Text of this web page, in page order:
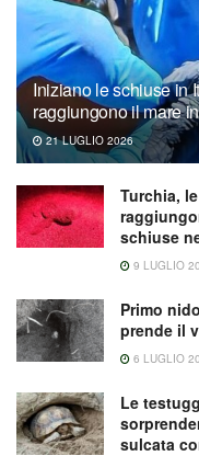
Iniziano le schiuse in
raggiungono il mare
21 LUGLIO 2026
Turchia,
schiuse
9 LUGLIO
Primo
prende il
6 LUGLIO
Le
sulcata